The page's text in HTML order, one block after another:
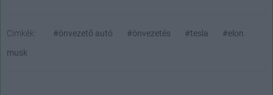
Címkék: #önvezető autó #önvezetés #tesla
#elon
musk